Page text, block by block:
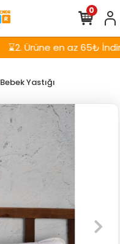
⌛2. Ürüne en az 65₺
0
Bebek Yastığı